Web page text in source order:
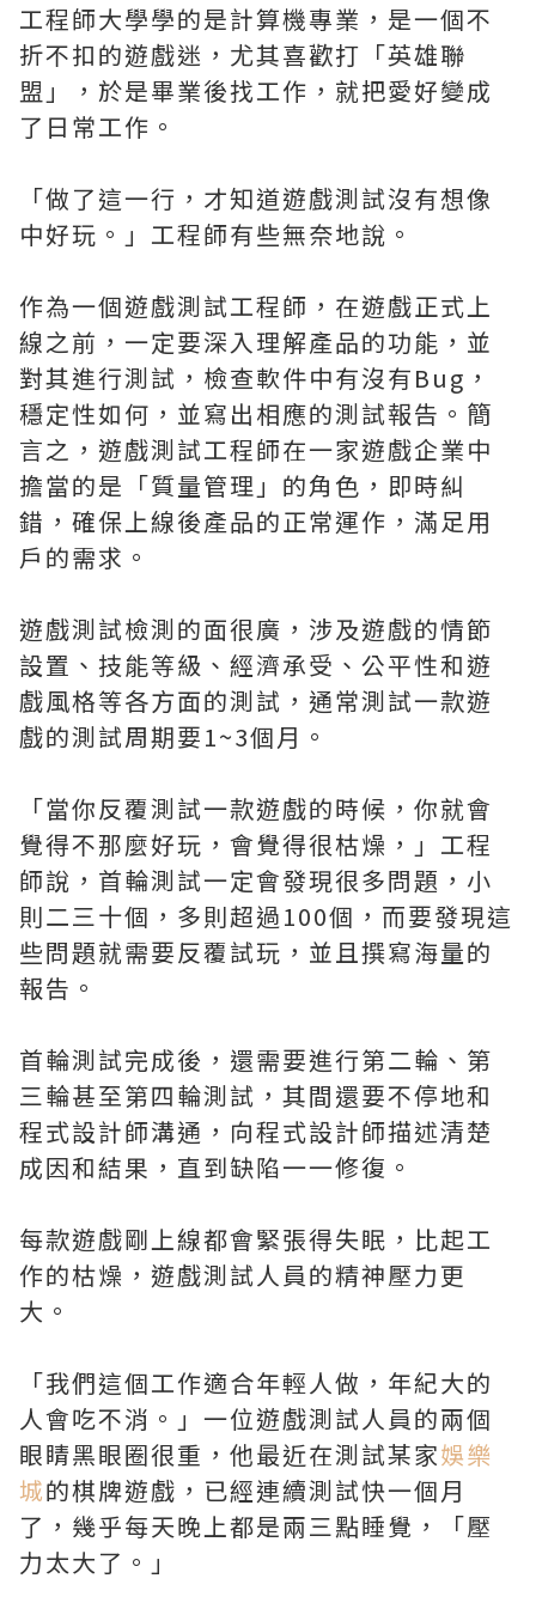
工程師大學學的是計算機專業，是一個不
折不扣的遊戲迷，尤其喜歡打「英雄聯
盟」，於是畢業後找工作，就把愛好變成
了日常工作。
「做了這一行，才知道遊戲測試沒有想像
中好玩。」工程師有些無奈地說。
作為一個遊戲測試工程師，在遊戲正式上
線之前，一定要深入理解產品的功能，並
對其進行測試，檢查軟件中有沒有Bug，
穩定性如何，並寫出相應的測試報告。簡
言之，遊戲測試工程師在一家遊戲企業中
擔當的是「質量管理」的角色，即時糾
錯，確保上線後產品的正常運作，滿足用
戶的需求。
遊戲測試檢測的面很廣，涉及遊戲的情節
設置、技能等級、經濟承受、公平性和遊
戲風格等各方面的測試，通常測試一款遊
戲的測試周期要1~3個月。
「當你反覆測試一款遊戲的時候，你就會
覺得不那麼好玩，會覺得很枯燥，」工程
師說，首輪測試一定會發現很多問題，小
則二三十個，多則超過100個，而要發現這
些問題就需要反覆試玩，並且撰寫海量的
報告。
首輪測試完成後，還需要進行第二輪、第
三輪甚至第四輪測試，其間還要不停地和
程式設計師溝通，向程式設計師描述清楚
成因和結果，直到缺陷一一修復。
每款遊戲剛上線都會緊張得失眠，比起工
作的枯燥，遊戲測試人員的精神壓力更
大。
「我們這個工作適合年輕人做，年紀大的
人會吃不消。」一位遊戲測試人員的兩個
眼睛黑眼圈很重，他最近在測試某家娛樂
城的棋牌遊戲，已經連續測試快一個月
了，幾乎每天晚上都是兩三點睡覺，「壓
力太大了。」